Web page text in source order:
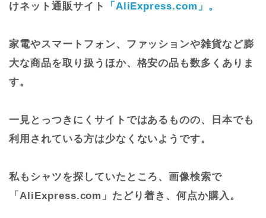
けネット通販サイト
「AliExpress.com」。
家電やスマートフォン、ファッションや雑貨など膨
大な商品を取り扱うほか、格安の品も数多くありま
す。
一見とっつきにくサイトではあるものの、日本でも
利用されている方は少なくないようです。
私もシャツを探していたところ、画像検索で
「AliExpress.com」たどり着き、何点か購入。